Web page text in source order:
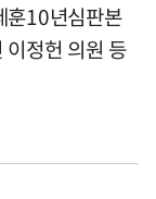
훈10년심판본
이정헌 의원 등